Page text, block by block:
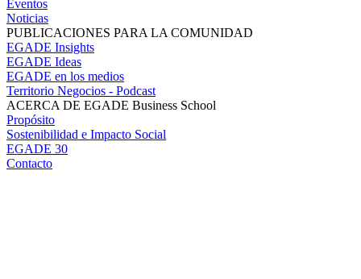
Eventos
Noticias
PUBLICACIONES PARA LA COMUNIDAD
EGADE Insights
EGADE Ideas
EGADE en los medios
Territorio Negocios - Podcast
ACERCA DE EGADE Business School
Propósito
Sostenibilidad e Impacto Social
EGADE 30
Contacto